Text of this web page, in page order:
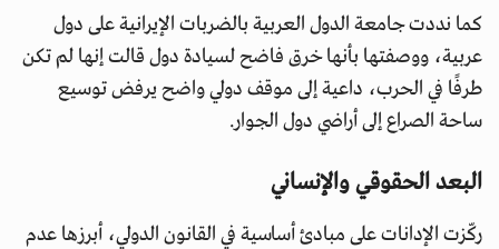
كما نددت جامعة الدول العربية بالضربات الإيرانية على دول
عربية، ووصفتها بأنها خرق فاضح لسيادة دول قالت إنها لم تكن
طرفًا في الحرب، داعية إلى موقف دولي واضح يرفض توسيع
ساحة الصراع إلى أراضي دول الجوار.
البعد الحقوقي والإنساني
ركّزت الإدانات على مبادئ أساسية في القانون الدولي، أبرزها عدم